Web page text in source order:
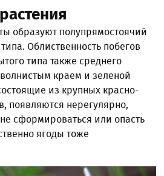
образуют полупрямостоячий
Облиственность побегов
типа также среднего
краем и зеленой
из крупных красно-
появляются нерегулярно,
сформироваться или опасть
ягоды тоже